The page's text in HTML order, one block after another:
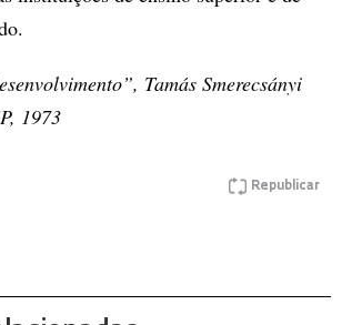
Tamás Smerecsányi
1973
Republicar